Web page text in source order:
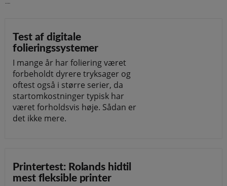
Test af digitale
folieringssystemer
I mange år har foliering været
forbeholdt dyrere tryksager og
oftest også i større serier, da
startomkostninger typisk har
været forholdsvis høje. Sådan er
det ikke mere.
Printertest: Rolands hidtil
mest fleksible printer